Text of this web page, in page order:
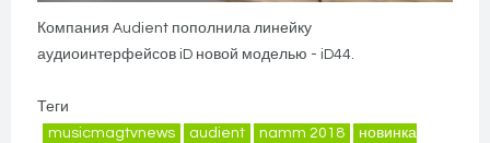
Компания Audient пополнила линейку
аудиоинтерфейсов iD новой моделью - iD44.
Теги
musicmagtvnews
audient namm 2018
новинка